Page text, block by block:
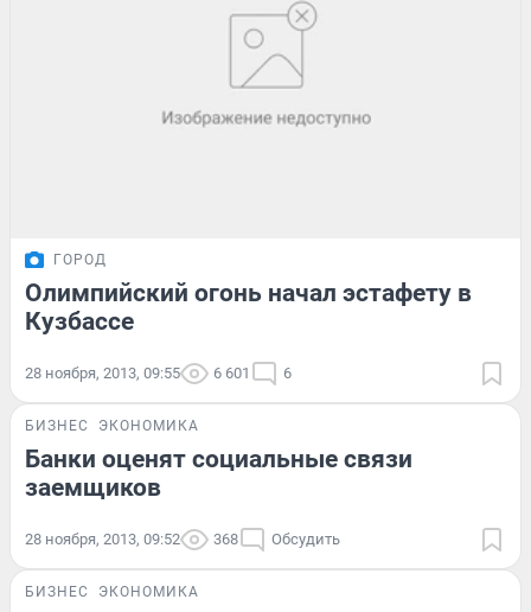
ГОРОД
Олимпийский огонь начал эстафету в
Кузбассе
28 ноября, 2013, 09:55 6 601 6
БИЗНЕС ЭКОНОМИКА
Банки оценят социальные связи
заемщиков
28 ноября, 2013, 09:52 368 Обсудить
БИЗНЕС ЭКОНОМИКА